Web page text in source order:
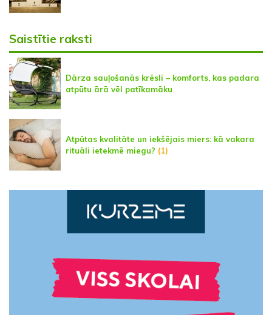
Saistītie raksti
Dārza sauļošanās krēsli – komforts, kas padara
atpūtu ārā vēl patīkamāku
Atpūtas kvalitāte un iekšējais miers: kā vakara
rituāli ietekmē miegu? (1)